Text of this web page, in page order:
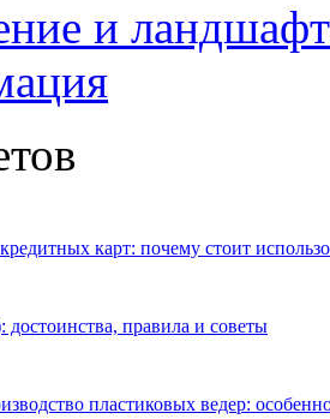
и
карт: почему стоит
правила и советы
пластиковых ведер: